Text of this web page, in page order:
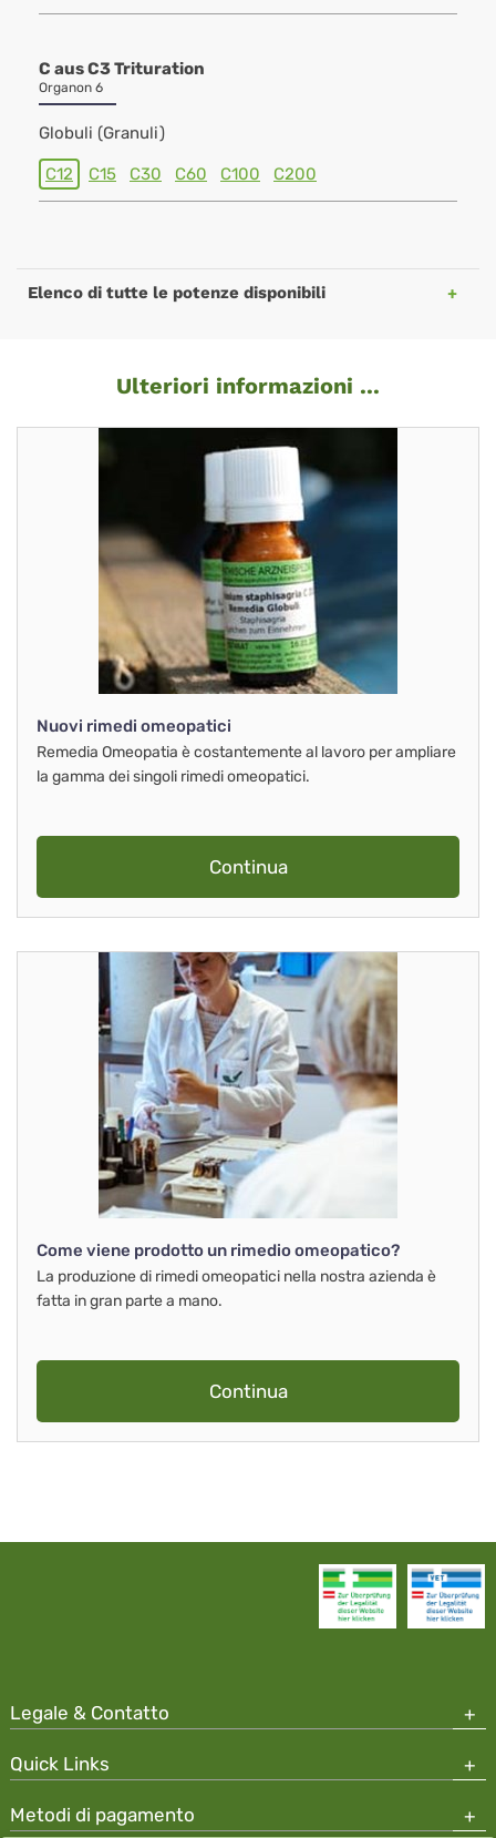
C aus C3 Trituration
Organon 6
Globuli (Granuli)
C12 C15 C30 C60 C100 C200
Elenco di tutte le potenze disponibili
Ulteriori informazioni ...
Nuovi rimedi omeopatici
Remedia Omeopatia è costantemente al lavoro per ampliare
la gamma dei singoli rimedi omeopatici.
Continua
Come viene prodotto un rimedio omeopatico?
La produzione di rimedi omeopatici nella nostra azienda è
fatta in gran parte a mano.
Continua
Legale & Contatto
Quick Links
Metodi di pagamento